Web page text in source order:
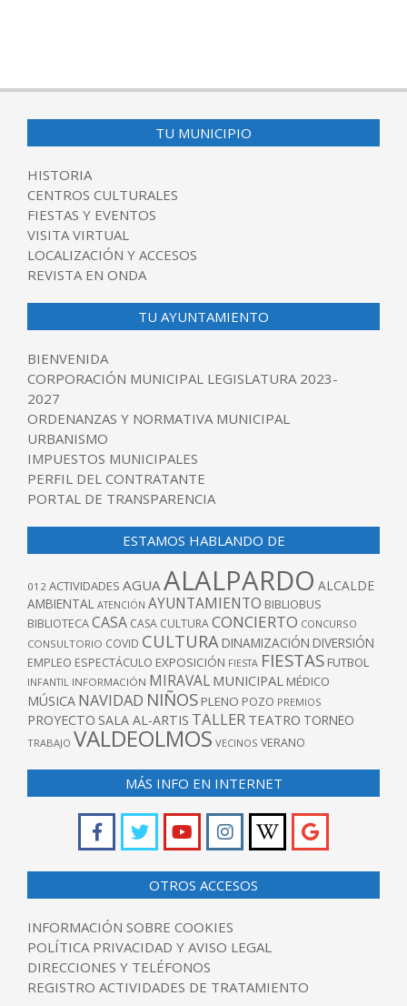
TU MUNICIPIO
HISTORIA
CENTROS CULTURALES
FIESTAS Y EVENTOS
VISITA VIRTUAL
LOCALIZACIÓN Y ACCESOS
REVISTA EN ONDA
TU AYUNTAMIENTO
BIENVENIDA
CORPORACIÓN MUNICIPAL LEGISLATURA 2023-
2027
ORDENANZAS Y NORMATIVA MUNICIPAL
URBANISMO
IMPUESTOS MUNICIPALES
PERFIL DEL CONTRATANTE
PORTAL DE TRANSPARENCIA
ESTAMOS HABLANDO DE
012 ACTIVIDADES AGUAALALPARDO ALCALDE
AMBIENTAL ATENCIÓN AYUNTAMIENTO BIBLIOBUS
BIBLIOTECACASA CASA CULTURACONCIERTO CONCURSO
CONSULTORIO COVID CULTURA DINAMIZACIÓN DIVERSIÓN
EMPLEO ESPECTÁCULO EXPOSICIÓN FIESTA FIESTAS FUTBOL
INFANTIL INFORMACIÓN MIRAVAL MUNICIPAL MÉDICO
MÚSICA NAVIDAD NIÑOS PLENO POZO PREMIOS
PROYECTO SALA AL-ARTIS TALLER TEATRO TORNEO
TRABAJO VALDEOLMOS VECINOS VERANO
MÁS INFO EN INTERNET
OTROS ACCESOS
INFORMACIÓN SOBRE COOKIES
POLÍTICA PRIVACIDAD Y AVISO LEGAL
DIRECCIONES Y TELÉFONOS
REGISTRO ACTIVIDADES DE TRATAMIENTO